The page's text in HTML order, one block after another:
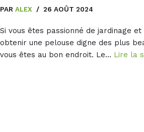
PAR ALEX 26 AOÛT 2024
Si vous êtes passionné de jardinage et
obtenir une pelouse digne des plus
vous êtes au bon endroit. Le… Lire la